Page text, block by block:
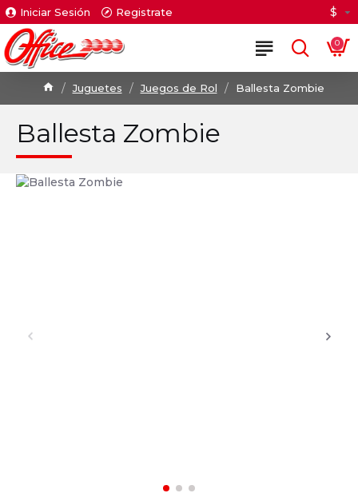
Iniciar Sesión Registrate $
0
Juguetes Juegos de Rol Ballesta Zombie
Ballesta Zombie